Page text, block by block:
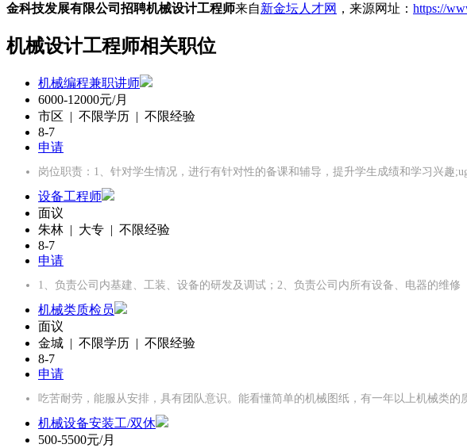
金科技发展有限公司招聘机械设计工程师来自新金坛人才网 ，来源网址： https://
机械设计工程师相关职位
机械编程兼职讲师
6000-12000元/月
市区 | 不限学历 | 不限经验
8-7
申请
岗位职责：1、针对学生情况，进行有针对性的备课和辅导，提升学生成绩和学习兴趣
设备工程师
面议
朱林 | 大专 | 不限经验
8-7
申请
1、负责公司内基建、工装、设备的研发及调试；2、负责公司内所有设备、电器的维
机械类质检员
面议
金城 | 不限学历 | 不限经验
8-7
申请
吃苦耐劳，能服从安排，具有团队意识。能看懂简单的机械图纸，有一年以上机械类
机械设备安装工/双休
500-5500元/月